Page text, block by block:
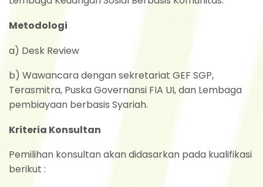
Metodologi
a) Desk Review
b) Wawancara dengan sekretariat GEF SGP,
Terasmitra, Puska Governansi FIA UI, dan Lembaga
pembiayaan berbasis Syariah.
Kriteria Konsultan
Pemilihan konsultan akan didasarkan pada kualifikasi
berikut :